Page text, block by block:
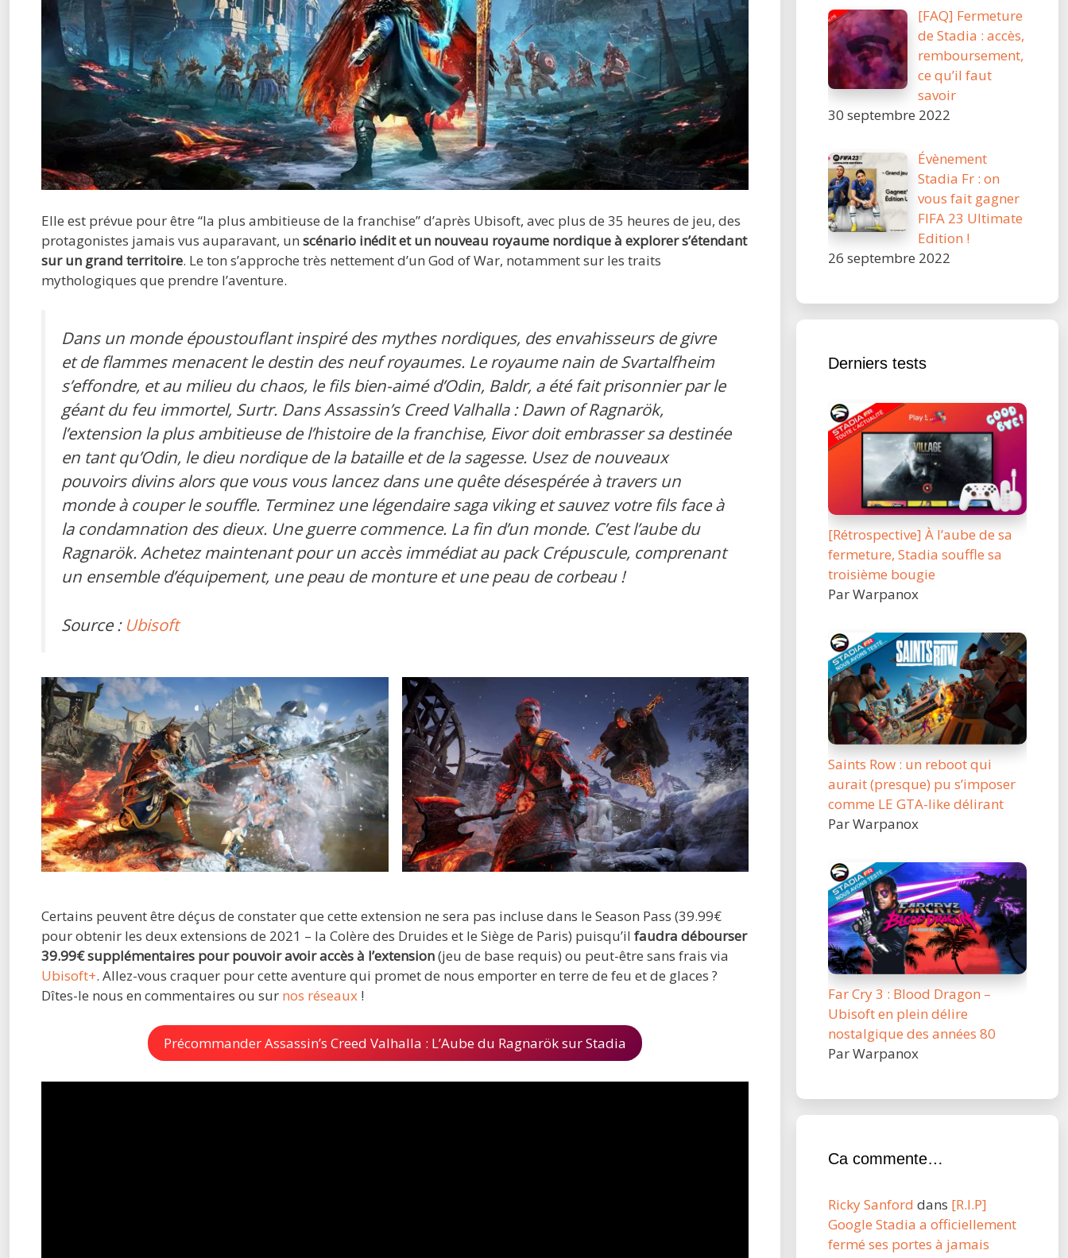
Elle est prévue pour être “la plus ambitieuse de la franchise” d’après Ubisoft, avec plus de 35 heures de jeu, des
protagonistes jamais vus auparavant, un scénario inédit et un nouveau royaume nordique à explorer s’étendant
sur un grand territoire. Le ton s’approche très nettement d’un God of War, notamment sur les traits
mythologiques que prendre l’aventure.
Dans un monde époustouflant inspiré des mythes nordiques, des envahisseurs de givre
et de flammes menacent le destin des neuf royaumes. Le royaume nain de Svartalfheim
s’effondre, et au milieu du chaos, le fils bien-aimé d’Odin, Baldr, a été fait prisonnier par le
géant du feu immortel, Surtr. Dans Assassin’s Creed Valhalla : Dawn of Ragnarök,
l’extension la plus ambitieuse de l’histoire de la franchise, Eivor doit embrasser sa destinée
en tant qu’Odin, le dieu nordique de la bataille et de la sagesse. Usez de nouveaux
pouvoirs divins alors que vous vous lancez dans une quête désespérée à travers un
monde à couper le souffle. Terminez une légendaire saga viking et sauvez votre fils face à
la condamnation des dieux. Une guerre commence. La fin d’un monde. C’est l’aube du
Ragnarök. Achetez maintenant pour un accès immédiat au pack Crépuscule, comprenant
un ensemble d’équipement, une peau de monture et une peau de corbeau !
Source : Ubisoft
Certains peuvent être déçus de constater que cette extension ne sera pas incluse dans le Season Pass (39.99€
pour obtenir les deux extensions de 2021 – la Colère des Druides et le Siège de Paris) puisqu’il faudra débourser
39.99€ supplémentaires pour pouvoir avoir accès à l’extension(jeu de base requis) ou peut-être sans frais via
Ubisoft+. Allez-vous craquer pour cette aventure qui promet de nous emporter en terre de feu et de glaces ?
Dîtes-le nous en commentaires ou sur nos réseaux !
Précommander Assassin’s Creed Valhalla : L’Aube du Ragnarök sur Stadia
[FAQ] Fermeture
de Stadia : accès,
remboursement,
ce qu’il faut
savoir
30 septembre 2022
Évènement
Stadia Fr : on
vous fait gagner
FIFA 23 Ultimate
Edition !
26 septembre 2022
Derniers tests
[Rétrospective] À l’aube de sa
fermeture, Stadia souffle sa
troisième bougie
Par Warpanox
Saints Row : un reboot qui
aurait (presque) pu s’imposer
comme LE GTA-like délirant
Par Warpanox
Far Cry 3 : Blood Dragon –
Ubisoft en plein délire
nostalgique des années 80
Par Warpanox
Ca commente…
Ricky Sanford dans [R.I.P]
Google Stadia a officiellement
fermé ses portes à jamais